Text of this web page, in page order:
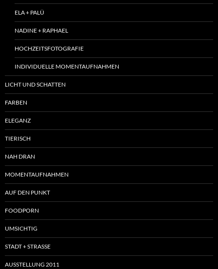
ELA + PALÜ
NADINE + RAPHAEL
HOCHZEITSFOTOGRAFIE
INDIVIDUELLE MOMENTAUFNAHMEN
LICHT UND SCHATTEN
FARBEN
ELEGANZ
TIERISCH
NAH DRAN
MOMENTAUFNAHMEN
AUF DEN PUNKT
FOODPORN
UMSICHTIG
STADT + STRASSE
AUSSTELLUNG 2011